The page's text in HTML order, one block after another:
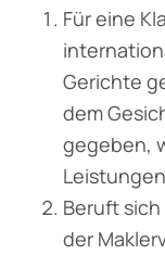
Für eine
Gerichte
dem
gegeben,
Beruft sich
der